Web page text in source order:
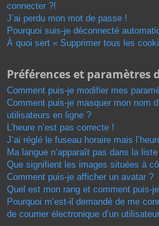
connecter ?!
J’ai perdu mon mot de passe !
Pourquoi suis-je déconnecté
À quoi sert « Supprimer tous les
Préférences et paramètres
Comment puis-je modifier mes
Comment puis-je masquer mon nom
utilisateurs en ligne ?
L’heure n’est pas correcte !
J’ai réglé le fuseau horaire mais
Ma langue n’apparaît pas dans la
Que signifient les images situées à
Comment puis-je afficher un avatar ?
Quel est mon rang et comment puis-
Pourquoi m’est-il demandé de me
de courrier électronique d’un